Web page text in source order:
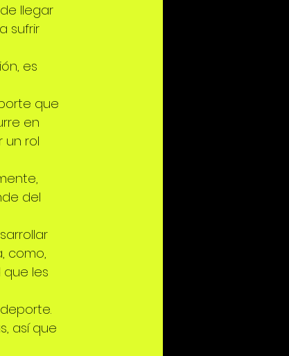
llegar
sufrir
es
que
en
un rol
del
como,
les
así que